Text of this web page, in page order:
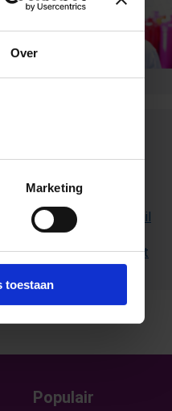
(Opent in een
Over
Marketing
toestaan
Stuur ons een e-mail
Bel met Schoolsout
Populair